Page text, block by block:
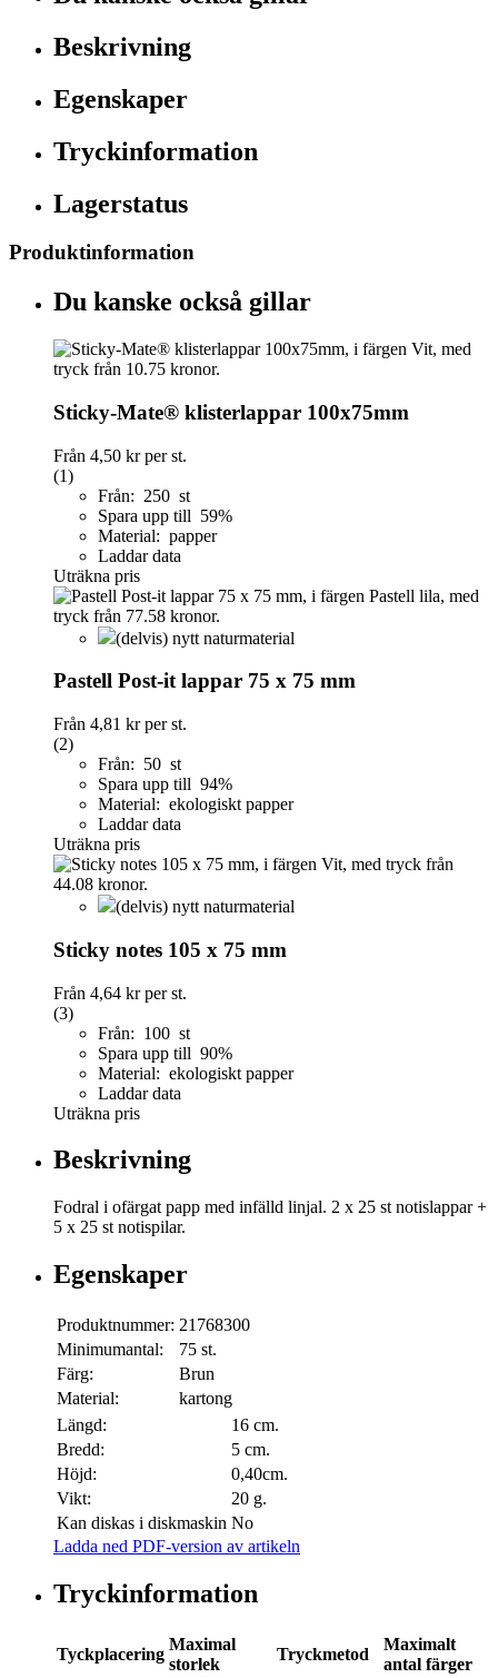
Beskrivning
Egenskaper
Tryckinformation
Lagerstatus
Produktinformation
Du kanske också gillar
Sticky-Mate® klisterlappar 100x75mm
Från 4,50 krper st.
(1)
Från: 250 st
Spara upp till 59%
Material: papper
Laddar data
Uträkna pris
(delvis) nytt naturmaterial
Pastell Post-it lappar 75 x 75 mm
Från 4,81 krper st.
(2)
Från: 50 st
Spara upp till 94%
Material: ekologiskt papper
Laddar data
Uträkna pris
(delvis) nytt naturmaterial
Sticky notes 105 x 75 mm
Från 4,64 krper st.
(3)
Från: 100 st
Spara upp till 90%
Material: ekologiskt papper
Laddar data
Uträkna pris
Beskrivning
Fodral i ofärgat papp med infälld linjal. 2 x 25 st notislappar +
5 x 25 st notispilar.
Egenskaper
Produktnummer: 21768300
Minimumantal:
75 st.
Färg:
Brun
Material:
kartong
Längd:
16 cm.
Bredd:
5 cm.
Höjd:
0,40cm.
Vikt:
20 g.
Kan diskas i diskmaskin No
Ladda ned PDF-version av artikeln
Tryckinformation
Tyckplacering
Maximal
storlek
Tryckmetod
Maximalt
antal färger